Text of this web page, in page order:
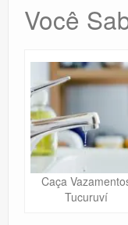
Você
Caça
Tucuruví